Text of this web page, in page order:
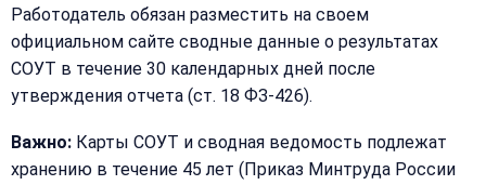
Работодатель обязан разместить на своем
официальном сайте сводные данные о результатах
СОУТ в течение 30 календарных дней после
утверждения отчета (ст. 18 ФЗ-426).
Важно: Карты СОУТ и сводная ведомость подлежат
хранению в течение 45 лет (Приказ Минтруда России